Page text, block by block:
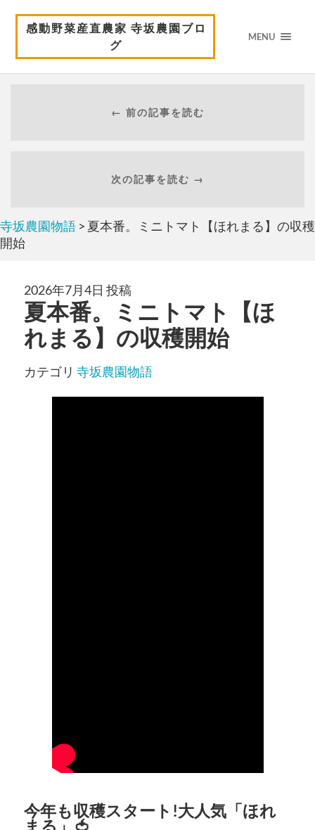
感動野菜産直農家 寺坂農園ブロ
グ
MENU
← 前の記事を読む
次の記事を読む →
寺坂農園物語 > 夏本番。ミニトマト【ほれまる】の収穫
開始
2026年7月4日 投稿
夏本番。ミニトマト【ほ
れまる】の収穫開始
カテゴリ 寺坂農園物語
今年も収穫スタート!大人気「ほれ